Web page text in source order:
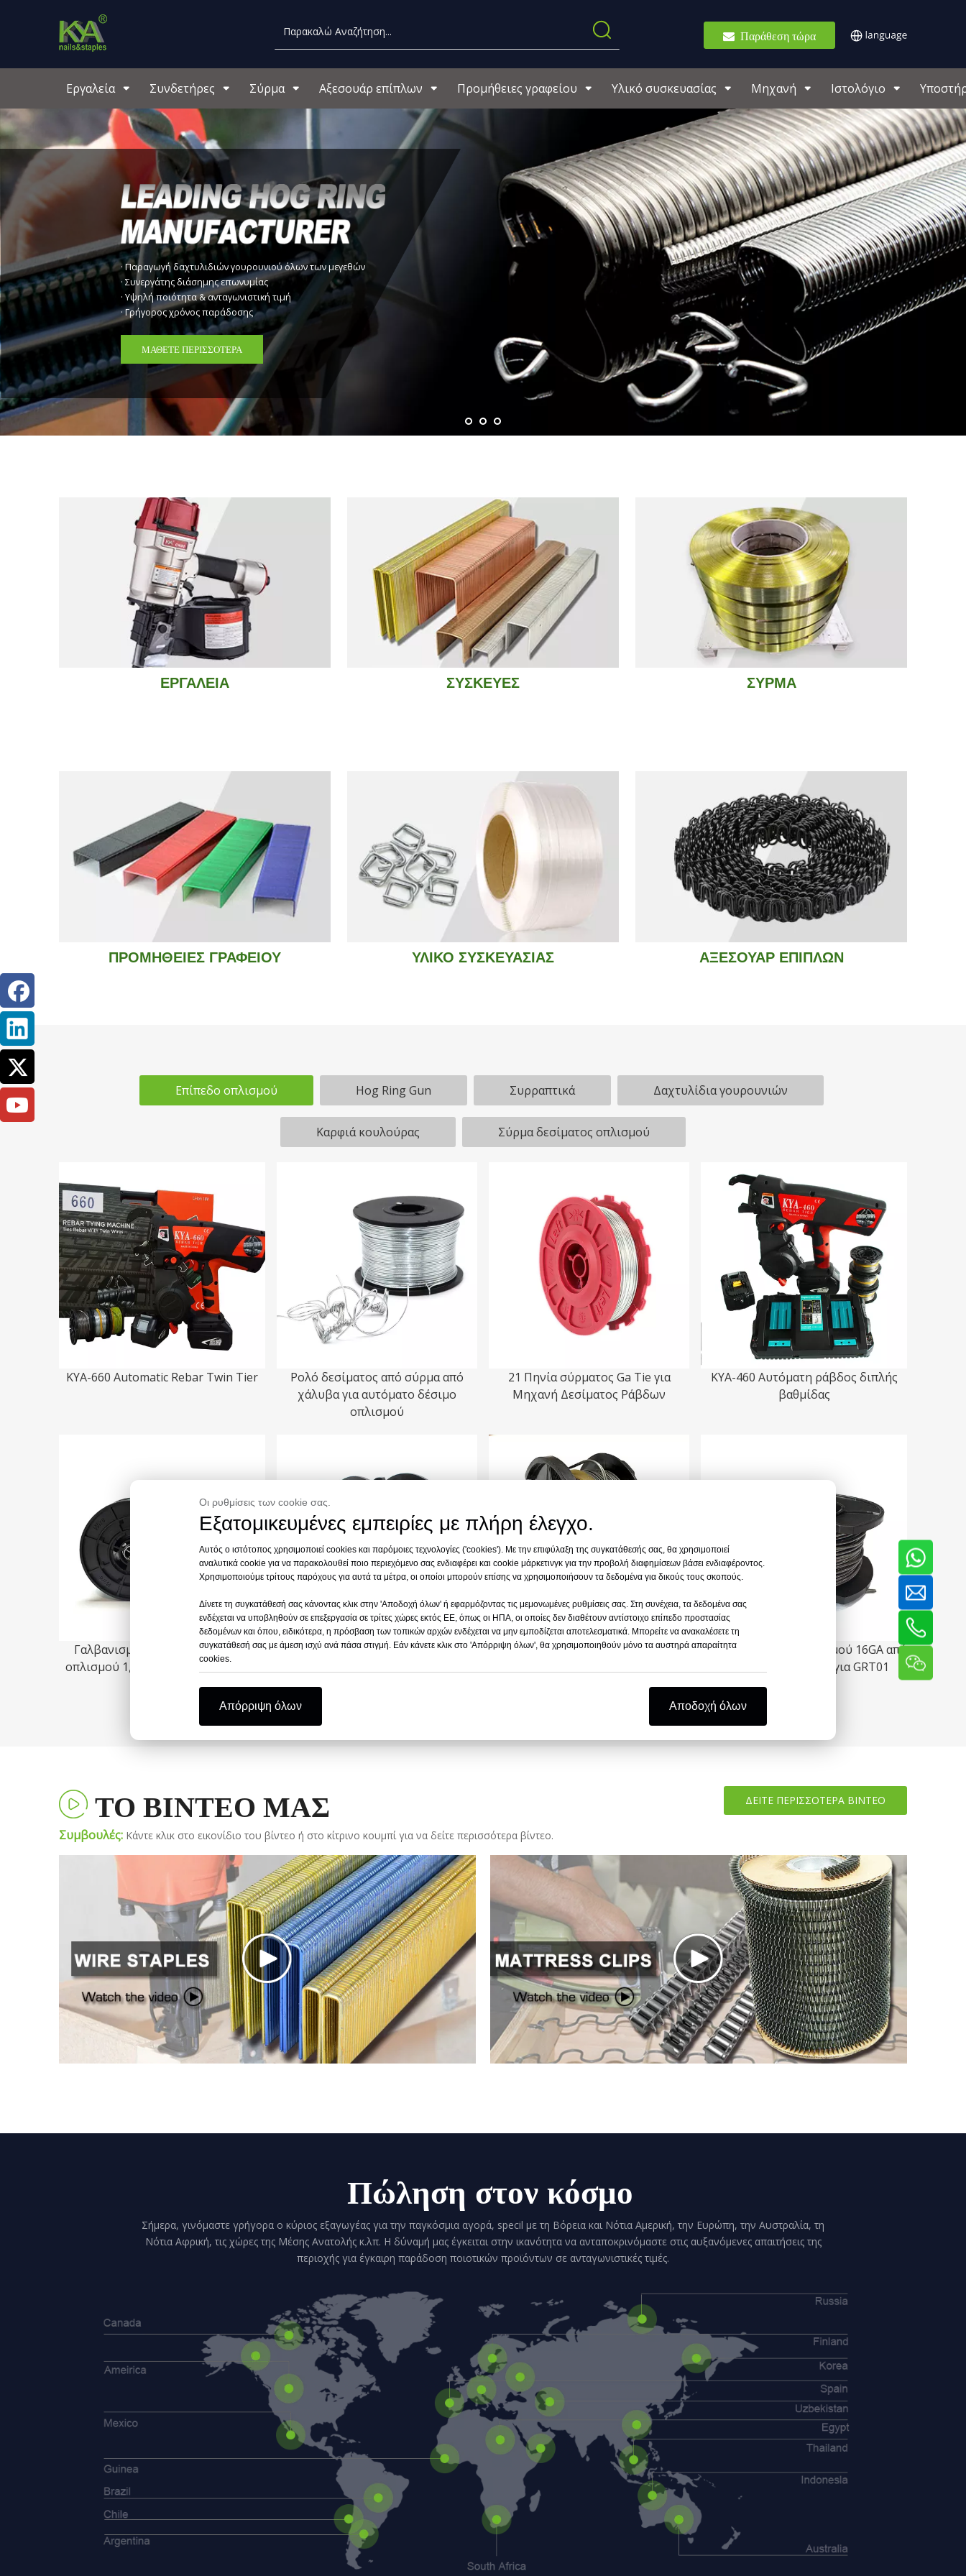
Παράθεση τώρα
Εργαλεία Συνδετήρες Σύρμα Αξεσουάρ επίπλων Προμήθειες γραφείου Υλικό συσκευασίας Μηχανή Ιστολόγιο
ΔΙΑΒΑΣΤΕ ΠΕΡΙΣΣΟΤΕΡΑ
ΕΡΓΑΛΕΙΑ ΣΥΣΚΕΥΕΣ ΣΥΡΜΑ
ΠΡΟΜΗΘΕΙΕΣ ΓΡΑΦΕΙΟΥ ΥΛΙΚΟ ΣΥΣΚΕΥΑΣΙΑΣ ΑΞΕΣΟΥΑΡ ΕΠΙΠΛΩΝ
Επίπεδο οπλισμού Hog Ring Gun Συρραπτικά Δαχτυλίδια γουρουνιών
Καρφιά κουλούρας Σύρμα δεσίματος οπλισμού
KYA-660 Automatic Rebar Twin Tier
Ρολό δεσίματος από σύρμα από
χάλυβα για αυτόματο δέσιμο
οπλισμού
21 Πηνία σύρματος Ga Tie για
Μηχανή Δεσίματος Ράβδων
KYA-460 Αυτόματη ράβδος διπλής
βαθμίδας
Γαλβανισμένο σύρμα δεσίματος
οπλισμού 1,3 mm για TJEP Compact
Rebar Tie Wire 21 Gauge Black
Σύρμα γραβάτας 19 Gauge Reo
Σύρμα δεσίματος οπλισμού 16GA από
ανοπτημένο χάλυβα για GRT01
ΤΟ ΒΙΝΤΕΟ ΜΑΣ
Συμβουλές: Κάντε κλικ στο εικονίδιο του βίντεο ή στο κίτρινο κουμπί για να δείτε περισσότερα βίντεο.
ΔΕΙΤΕ ΠΕΡΙΣΣΟΤΕΡΑ ΒΙΝΤΕΟ
Πώληση στον κόσμο
Σήμερα, γινόμαστε γρήγορα ο κύριος εξαγωγέας για την παγκόσμια αγορά, specil με τη Βόρεια και Νότια Αμερική, την Ευρώπη, την Αυστραλία, τη
Νότια Αφρική, τις χώρες της Μέσης Ανατολής κ.λπ. Η δύναμή μας έγκειται στην ικανότητα να ανταποκρινόμαστε στις αυξανόμενες απαιτήσεις της
περιοχής για έγκαιρη παράδοση ποιοτικών προϊόντων σε ανταγωνιστικές τιμές.
Οι ρυθμίσεις των cookie σας.
Εξατομικευμένες εμπειρίες με πλήρη έλεγχο.
Αυτός ο ιστότοπος χρησιμοποιεί cookies και παρόμοιες τεχνολογίες ('cookies'). Με την επιφύλαξη της συγκατάθεσής σας, θα χρησιμοποιεί
αναλυτικά cookie για να παρακολουθεί ποιο περιεχόμενο σας ενδιαφέρει και cookie μάρκετινγκ για την προβολή διαφημίσεων βάσει ενδιαφέροντος.
Χρησιμοποιούμε τρίτους παρόχους για αυτά τα μέτρα, οι οποίοι μπορούν επίσης να χρησιμοποιήσουν τα δεδομένα για δικούς τους σκοπούς.
Δίνετε τη συγκατάθεσή σας κάνοντας κλικ στην 'Αποδοχή όλων' ή εφαρμόζοντας τις μεμονωμένες ρυθμίσεις σας. Στη συνέχεια, τα δεδομένα σας
ενδέχεται να υποβληθούν σε επεξεργασία σε τρίτες χώρες εκτός ΕΕ, όπως οι ΗΠΑ, οι οποίες δεν διαθέτουν αντίστοιχο επίπεδο προστασίας
δεδομένων και όπου, ειδικότερα, η πρόσβαση των τοπικών αρχών ενδέχεται να μην εμποδίζεται αποτελεσματικά. Μπορείτε να ανακαλέσετε τη
συγκατάθεσή σας με άμεση ισχύ ανά πάσα στιγμή. Εάν κάνετε κλικ στο 'Απόρριψη όλων', θα χρησιμοποιηθούν μόνο τα αυστηρά απαραίτητα
cookies.
Απόρριψη όλων Αποδοχή όλων